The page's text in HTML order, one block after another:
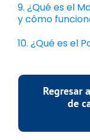
9. ¿Qué es el
y cómo
10. ¿Qué es el
Regresar
de